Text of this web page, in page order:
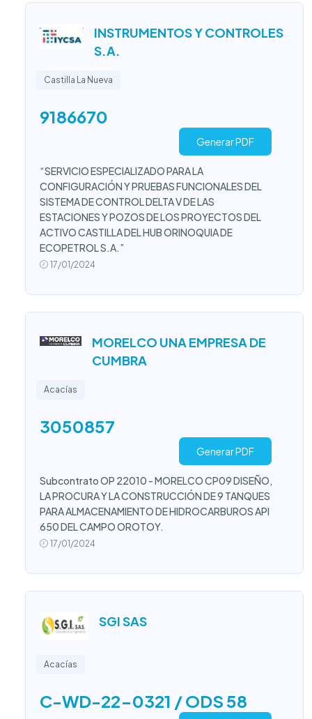
INSTRUMENTOS Y CONTROLES
S.A.
Castilla La Nueva
9186670
Generar PDF
“SERVICIO ESPECIALIZADO PARA LA
CONFIGURACIÓN Y PRUEBAS FUNCIONALES DEL
SISTEMA DE CONTROL DELTA V DE LAS
ESTACIONES Y POZOS DE LOS PROYECTOS DEL
ACTIVO CASTILLA DEL HUB ORINOQUIA DE
ECOPETROL S.A.”
17/01/2024
MORELCO UNA EMPRESA DE
CUMBRA
Acacías
3050857
Generar PDF
Subcontrato OP 22010 - MORELCO CP09 DISEÑO,
LA PROCURA Y LA CONSTRUCCIÓN DE 9 TANQUES
PARA ALMACENAMIENTO DE HIDROCARBUROS API
650 DEL CAMPO OROTOY.
17/01/2024
SGI SAS
Acacías
C-WD-22-0321 / ODS 58